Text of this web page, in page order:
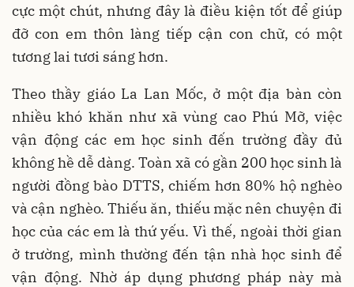
cực một chút, nhưng đây là điều kiện tốt để giúp
đỡ con em thôn làng tiếp cận con chữ, có một
tương lai tươi sáng hơn.
Theo thầy giáo La Lan Mốc, ở một địa bàn còn
nhiều khó khăn như xã vùng cao Phú Mỡ, việc
vận động các em học sinh đến trường đầy đủ
không hề dễ dàng. Toàn xã có gần 200 học sinh là
người đồng bào DTTS, chiếm hơn 80% hộ nghèo
và cận nghèo. Thiếu ăn, thiếu mặc nên chuyện đi
học của các em là thứ yếu. Vì thế, ngoài thời gian
ở trường, mình thường đến tận nhà học sinh để
vận động. Nhờ áp dụng phương pháp này mà